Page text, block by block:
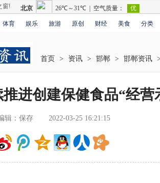
窗!
体育 娱乐 旅游 原创 财经 美食 分类
首页 > 资讯 > 邯郸 > 邯郸资讯 >
进创建保健食品“经营
辑：保存 2022-03-25 16:21:15